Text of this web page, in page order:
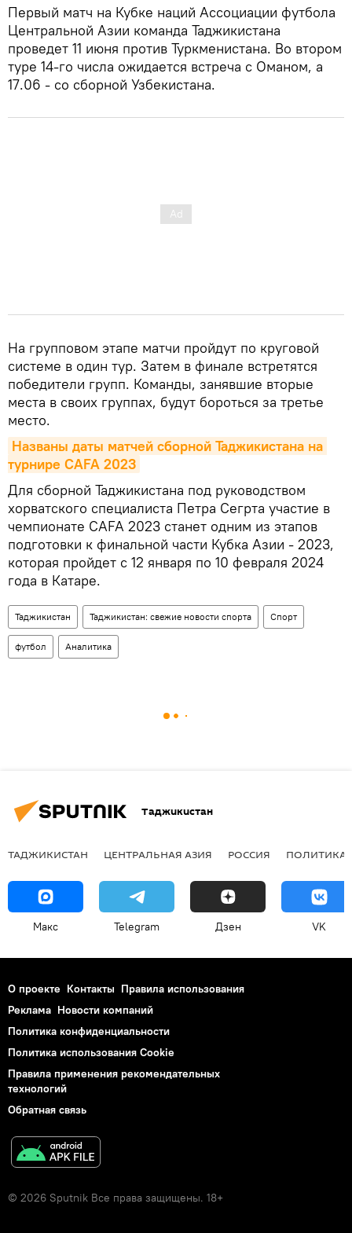
Первый матч на Кубке наций Ассоциации футбола
Центральной Азии команда Таджикистана
проведет 11 июня против Туркменистана. Во втором
туре 14-го числа ожидается встреча с Оманом, а
17.06 - со сборной Узбекистана.
На групповом этапе матчи пройдут по круговой
системе в один тур. Затем в финале встретятся
победители групп. Команды, занявшие вторые
места в своих группах, будут бороться за третье
место.
Названы даты матчей сборной Таджикистана на
турнире CAFA 2023
Для сборной Таджикистана под руководством
хорватского специалиста Петра Сегрта участие в
чемпионате CAFA 2023 станет одним из этапов
подготовки к финальной части Кубка Азии - 2023,
которая пройдет с 12 января по 10 февраля 2024
года в Катаре.
Таджикистан Таджикистан: свежие новости спорта Спорт
футбол Аналитика
Таджикистан
ТАДЖИКИСТАН ЦЕНТРАЛЬНАЯ АЗИЯ РОССИЯ ПОЛИТИКА
Макс Telegram Дзен VK
О проекте Контакты Правила использования
Реклама Новости компаний
Политика конфиденциальности
Политика использования Cookie
Правила применения рекомендательных
технологий
Обратная связь
© 2026 Sputnik Все права защищены. 18+